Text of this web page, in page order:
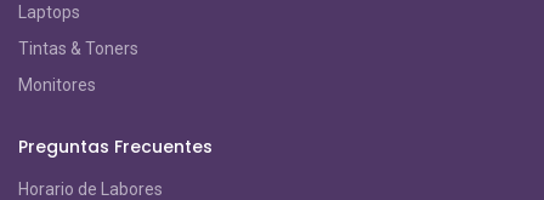
Laptops
Tintas & Toners
Monitores
Preguntas Frecuentes
Horario de Labores